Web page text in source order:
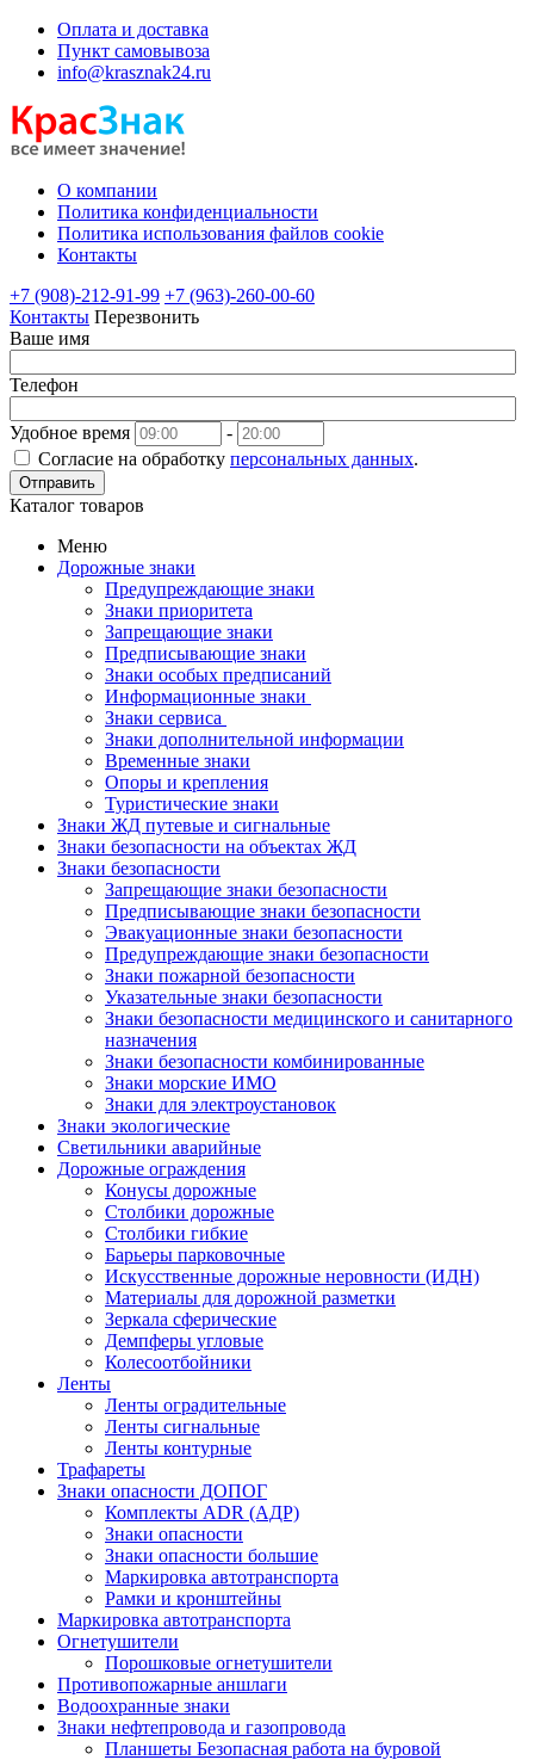
Оплата и доставка
Пункт самовывоза
info@krasznak24.ru
О компании
Политика конфиденциальности
Политика использования файлов cookie
Контакты
+7 (908)-212-91-99 +7 (963)-260-00-60
Контакты Перезвонить
Ваше имя
Телефон
Удобное время
-
Согласие на обработку персональных данных.
Отправить
Каталог товаров
Меню
Дорожные знаки
Предупреждающие знаки
Знаки приоритета
Запрещающие знаки
Предписывающие знаки
Знаки особых предписаний
Информационные знаки
Знаки сервиса
Знаки дополнительной информации
Временные знаки
Опоры и крепления
Туристические знаки
Знаки ЖД путевые и сигнальные
Знаки безопасности на объектах ЖД
Знаки безопасности
Запрещающие знаки безопасности
Предписывающие знаки безопасности
Эвакуационные знаки безопасности
Предупреждающие знаки безопасности
Знаки пожарной безопасности
Указательные знаки безопасности
Знаки безопасности медицинского и санитарного
назначения
Знаки безопасности комбинированные
Знаки морские ИМО
Знаки для электроустановок
Знаки экологические
Светильники аварийные
Дорожные ограждения
Конусы дорожные
Столбики дорожные
Столбики гибкие
Барьеры парковочные
Искусственные дорожные неровности (ИДН)
Материалы для дорожной разметки
Зеркала сферические
Демпферы угловые
Колесоотбойники
Ленты
Ленты оградительные
Ленты сигнальные
Ленты контурные
Трафареты
Знаки опасности ДОПОГ
Комплекты ADR (АДР)
Знаки опасности
Знаки опасности большие
Маркировка автотранспорта
Рамки и кронштейны
Маркировка автотранспорта
Огнетушители
Порошковые огнетушители
Противопожарные аншлаги
Водоохранные знаки
Знаки нефтепровода и газопровода
Планшеты Безопасная работа на буровой